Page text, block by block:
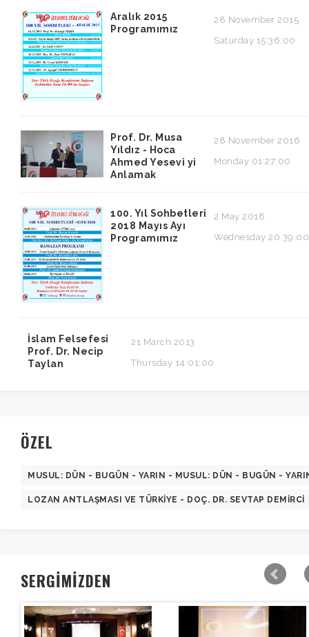
Aralık 2015
Programımız
28 November 2015
Saturday 15:36:00
Prof. Dr. Musa
Yıldız - Hoca
Ahmed Yesevi yi
Anlamak
28 November 2016
Monday 01:27:00
100. Yıl Sohbetleri
2018 Mayıs Ayı
Programımız
2 May 2018
Wednesday 20:39:00
İslam Felsefesi
Prof. Dr. Necip
Taylan
21 March 2013
Thursday 14:01:00
ÖZEL
MUSUL: DÜN - BUGÜN - YARIN - MUSUL: DÜN - BUGÜN -
LOZAN ANTLAŞMASI VE TÜRKIYE - DOÇ. DR. SEVTAP DEMIRCI
SERGİMİZDEN